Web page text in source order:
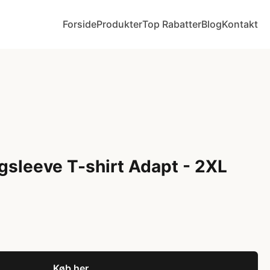
ForsideProdukterTop RabatterBlogKontakt
T-shirt Adapt - 2XL